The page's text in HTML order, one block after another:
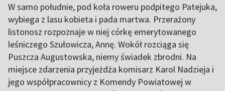
W samo południe, pod koła roweru podpitego Patejuka,
wybiega z lasu kobieta i pada martwa. Przerażony
listonosz rozpoznaje w niej córkę emerytowanego
leśniczego Szułowicza, Annę. Wokół rozciąga się
Puszcza Augustowska, niemy świadek zbrodni. Na
miejsce zdarzenia przyjeżdża komisarz Karol Nadzieja i
jego współpracownicy z Komendy Powiatowej w